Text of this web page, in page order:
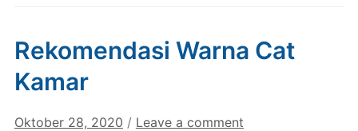
Rekomendasi Warna Cat
Kamar
Oktober 28, 2020 / Leave a comment